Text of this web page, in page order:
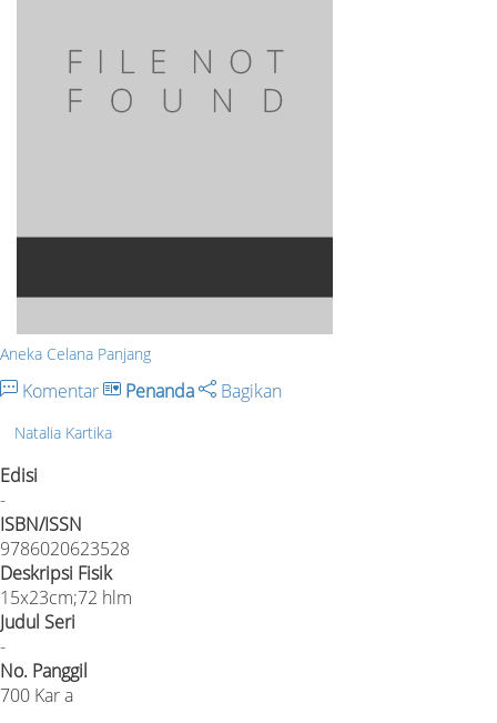
Aneka Celana Panjang
Komentar Penanda Bagikan
Natalia Kartika
Edisi
-
ISBN/ISSN
9786020623528
Deskripsi Fisik
15x23cm;72 hlm
Judul Seri
-
No. Panggil
700 Kar a